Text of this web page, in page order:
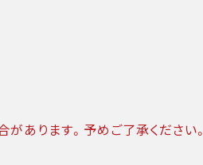
あります。予めご了承ください。